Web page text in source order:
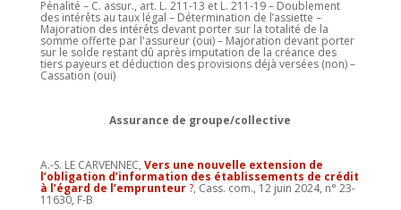
Pénalité – C. assur., art. L. 211-13 et L. 211-19 – Doublement
des intérêts au taux légal – Détermination de l’assiette –
Majoration des intérêts devant porter sur la totalité de la
somme offerte par l'assureur (oui) – Majoration devant porter
sur le solde restant dû après imputation de la créance des
tiers payeurs et déduction des provisions déjà versées (non) –
Cassation (oui)
Assurance de groupe/collective
A.-S. LE CARVENNEC, Vers une nouvelle extension de
l’obligation d’information des établissements de crédit
à l’égard de l’emprunteur?, Cass. com., 12 juin 2024, n° 23-
11630, F-B